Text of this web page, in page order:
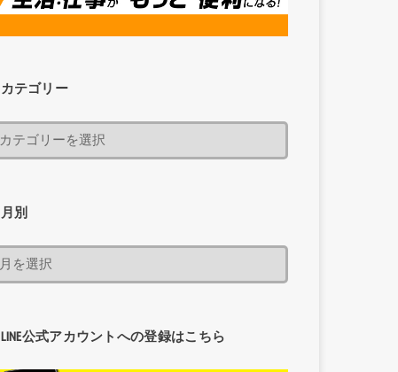
カテゴリー
月別
LINE公式アカウントへの登録はこちら